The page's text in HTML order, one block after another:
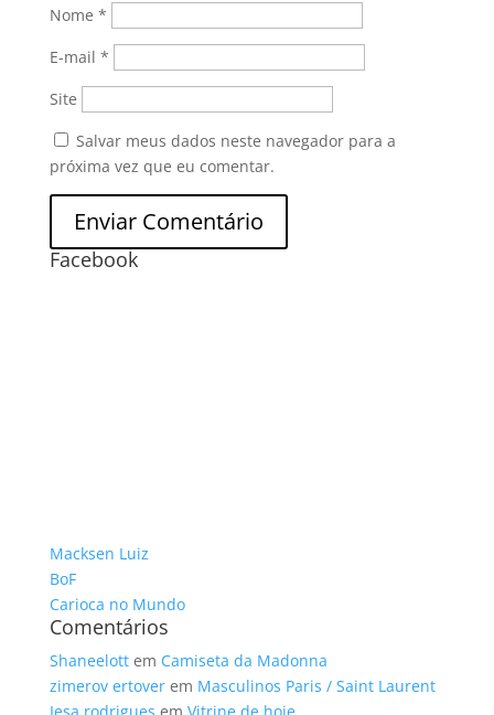
Nome *
E-mail *
Site
Salvar meus dados neste navegador para a
próxima vez que eu comentar.
Facebook
Macksen Luiz
BoF
Carioca no Mundo
Comentários
Shaneelottem Camiseta da Madonna
zimerov ertoverem Masculinos Paris / Saint Laurent